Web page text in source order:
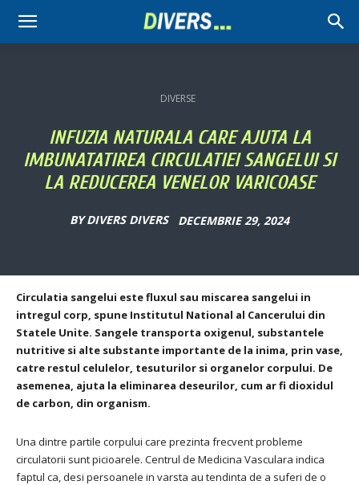
Divers
DIVERSE
INFUZIA NATURALA CARE AJUTA LA
IMBUNATATIREA CIRCULATIEI SANGELUI SI
LA REDUCEREA VENELOR VARICOASE
BY DIVERS DIVERS DECEMBRIE 29, 2024
Circulatia sangelui este fluxul sau miscarea sangelui in
intregul corp, spune Institutul National al Cancerului din
Statele Unite. Sangele transporta oxigenul, substantele
nutritive si alte substante importante de la inima, prin vase,
catre restul celulelor, tesuturilor si organelor corpului. De
asemenea, ajuta la eliminarea deseurilor, cum ar fi dioxidul
de carbon, din organism.
Una dintre partile corpului care prezinta frecvent probleme
circulatorii sunt picioarele. Centrul de Medicina Vasculara indica
faptul ca, desi persoanele in varsta au tendinta de a suferi de o